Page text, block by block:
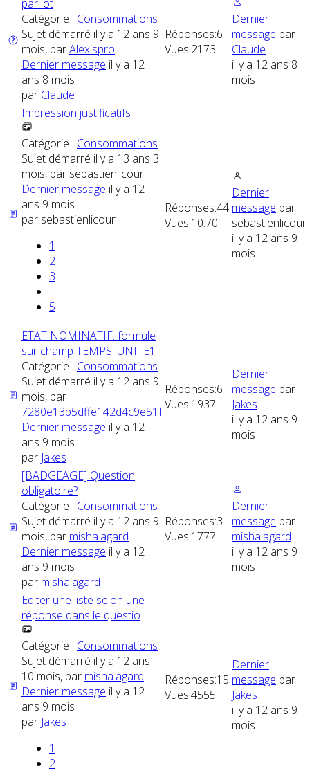
par lot
Catégorie : Consommations
Sujet démarré il y a 12 ans 9
mois, parAlexispro
Dernier message il y a 12
ans 8 mois
par Claude
Réponses:6
Vues:2173
Dernier
message par
Claude
il y a 12 ans 8
mois
Impression justificatifs
Catégorie : Consommations
Sujet démarré il y a 13 ans 3
mois, par sebastienlicour
Dernier message il y a 12
ans 9 mois
par sebastienlicour
1
2
3
...
5
Réponses:44
Vues:10.70
Dernier
message par
sebastienlicour
il y a 12 ans 9
mois
ETAT NOMINATIF: formule
sur champ TEMPS_UNITE1
Catégorie : Consommations
Sujet démarré il y a 12 ans 9
mois, par
7280e13b5dffe142d4c9e51f
Dernier message il y a 12
ans 9 mois
par Jakes
Réponses:6
Vues:1937
Dernier
message par
Jakes
il y a 12 ans 9
mois
[BADGEAGE] Question
obligatoire?
Catégorie : Consommations
Sujet démarré il y a 12 ans 9
mois, par misha.agard
Dernier message il y a 12
ans 9 mois
par misha.agard
Réponses:3
Vues:1777
Dernier
message par
misha.agard
il y a 12 ans 9
mois
Editer une liste selon une
réponse dans le questio
Catégorie : Consommations
Sujet démarré il y a 12 ans
10 mois, par misha.agard
Dernier message il y a 12
ans 9 mois
par Jakes
1
2
Réponses:15
Vues:4555
Dernier
message par
Jakes
il y a 12 ans 9
mois